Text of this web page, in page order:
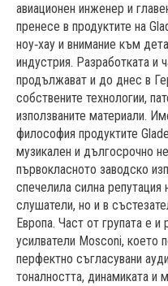
авиационен инженер и
пренесе в продуктите на
ноу‑хау и внимание към
индустрия. Разработката и
продължават и до днес в
собствените технологии,
използваните материали.
философия продуктите
музикален и дългосрочно
първокласното заводско
спечелила силна
слушатели, но и в
Европа. Част от групата е
усилватели Mosconi, което
перфектно съгласувани
тоналността, динамиката и